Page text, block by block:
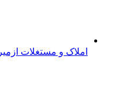
املاک و مستغلات ازمیر